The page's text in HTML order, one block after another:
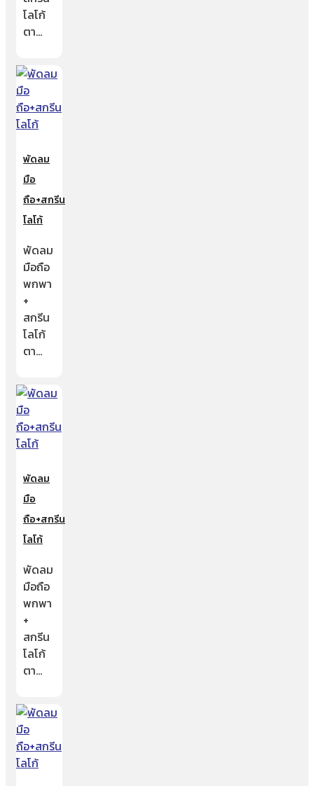
โลโก้
ตา…
พัดลม
มือ
ถือ+สกรีน
โลโก้
พัดลม
มือถือ
พกพา
+
สกรีน
โลโก้
ตา…
พัดลม
มือ
ถือ+สกรีน
โลโก้
พัดลม
มือถือ
พกพา
+
สกรีน
โลโก้
ตา…